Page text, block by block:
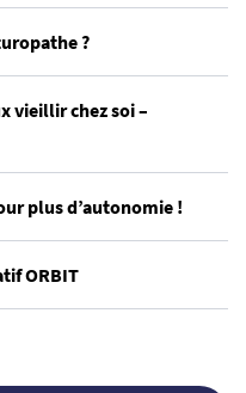
?
vieillir chez soi –
plus d’autonomie !
ORBIT